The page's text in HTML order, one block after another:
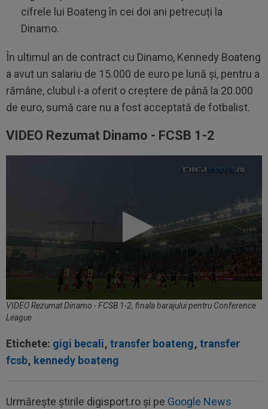
cifrele lui Boateng în cei doi ani petrecuți la
Dinamo.
În ultimul an de contract cu Dinamo, Kennedy Boateng
a avut un salariu de 15.000 de euro pe lună și, pentru a
rămâne, clubul i-a oferit o creștere de până la 20.000
de euro, sumă care nu a fost acceptată de fotbalist.
VIDEO Rezumat Dinamo - FCSB 1-2
VIDEO Rezumat Dinamo - FCSB 1-2, finala barajului pentru Conference
League
Etichete: gigi becali, transfer boateng, transfer
fcsb, kennedy boateng
Urmărește știrile digisport.ro și pe Google News